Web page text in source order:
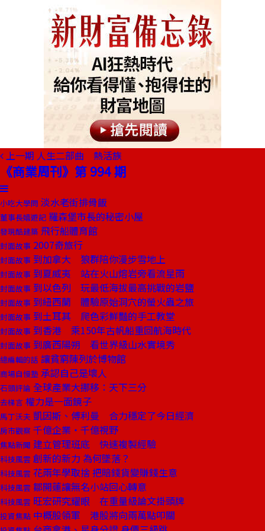
上一期 人生二部曲 熱活族
《商業周刊》第 994 期
小吃大學問 淡水老街排骨飯
董事長嬉遊記 羅森堡市長的秘密小屋
發現酷建築 飛行船體育館
封面故事 2007奇旅行
封面故事 到加拿大 狼群陪你漫步雪地上
封面故事 到夏威夷 站在火山熔岩旁看流星雨
封面故事 到以色列 玩最低海拔最高挑戰的岩鹽
封面故事 到紐西蘭 體驗原始洞穴的螢火蟲之旅
封面故事 到土耳其 爬色彩鮮豔的手工教堂
封面故事 到香港 乘150年古帆船重回航海時代
封面故事 到廣西陽朔 看世界級山水實境秀
總編輯的話 讓貧窮陳列於博物館
商場自慢塾 承認自己是壞人
石頭評論 全球產業大挪移：天下三分
去梯言 權力是一面鏡子
馬丁沃夫 凱因斯、傅利曼 合力穩定了今日經濟
房市觀察 千億企業‧千億視野
焦點新聞 建立管理班底 快速複製經驗
科技風雲 創新的新力 為何墜落？
科技風雲 花兩年學取捨 把賠錢貨變賺錢生意
科技風雲 鄒開蓮讓無名小站回心轉意
科技風雲 旺宏研究耀眼 在重量級論文掛頭牌
投資焦點 中概股領軍 港股將向兩萬點叩關